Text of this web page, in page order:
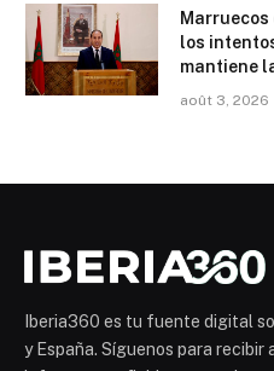
los
mantiene
août 3, 2026
Iberia360 es tu fuente digital
y España. Síguenos para